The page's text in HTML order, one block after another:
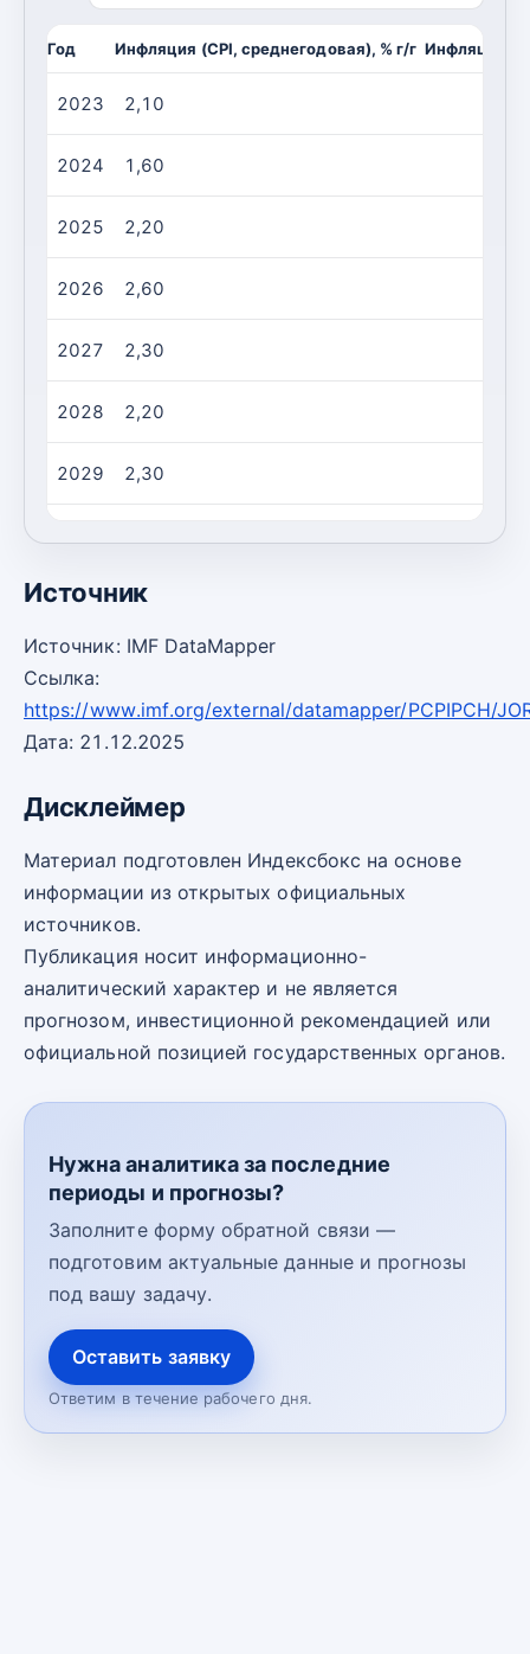
Год Инфляция (CPI, среднегодовая), % г/г Инфляция
2023 2,10
2024 1,60
2025 2,20
2026 2,60
2027 2,30
2028 2,20
2029 2,30
Источник
Источник: IMF DataMapper
Ссылка:
https://www.imf.org/external/datamapper/PCPIPCH/
Дата: 21.12.2025
Дисклеймер
Материал подготовлен Индексбокс на основе
информации из открытых официальных
источников.
Публикация носит информационно-
аналитический характер и не является
прогнозом, инвестиционной рекомендацией или
официальной позицией государственных органов.
Нужна аналитика за последние
периоды и прогнозы?
Заполните форму обратной связи —
подготовим актуальные данные и прогнозы
под вашу задачу.
Оставить заявку
Ответим в течение рабочего дня.